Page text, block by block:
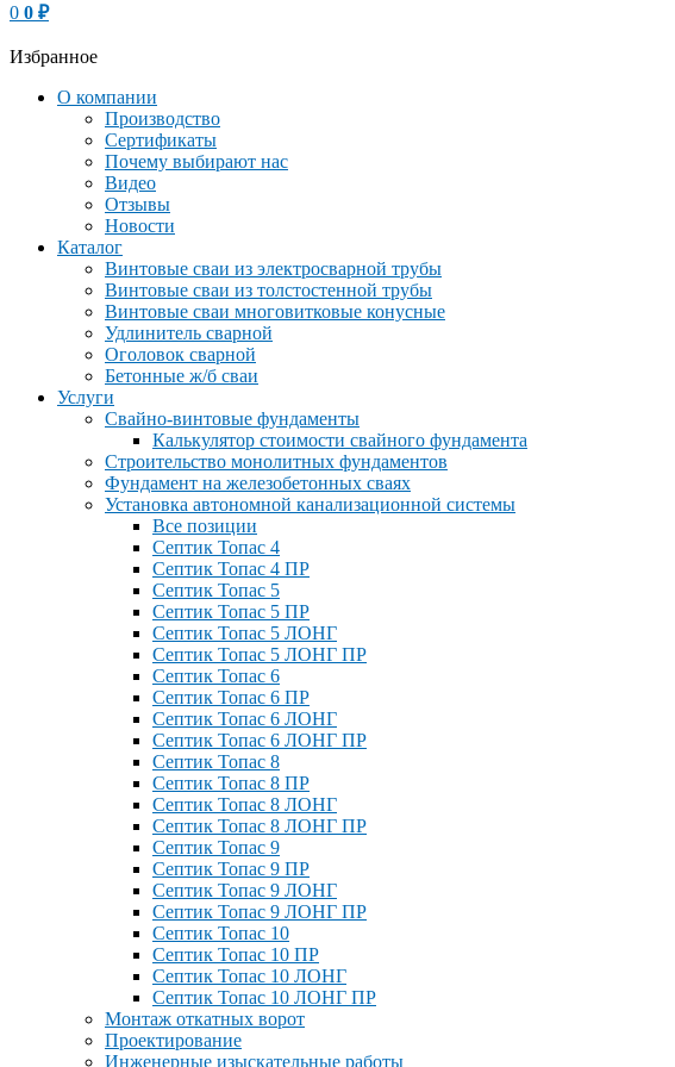
0 0 ₽
Избранное
О компании
Производство
Сертификаты
Почему выбирают нас
Видео
Отзывы
Новости
Каталог
Винтовые сваи из электросварной трубы
Винтовые сваи из толстостенной трубы
Винтовые сваи многовитковые конусные
Удлинитель сварной
Оголовок сварной
Бетонные ж/б сваи
Услуги
Свайно-винтовые фундаменты
Калькулятор стоимости свайного фундамента
Строительство монолитных фундаментов
Фундамент на железобетонных сваях
Установка автономной канализационной системы
Все позиции
Септик Топас 4
Септик Топас 4 ПР
Септик Топас 5
Септик Топас 5 ПР
Септик Топас 5 ЛОНГ
Септик Топас 5 ЛОНГ ПР
Септик Топас 6
Септик Топас 6 ПР
Септик Топас 6 ЛОНГ
Септик Топас 6 ЛОНГ ПР
Септик Топас 8
Септик Топас 8 ПР
Септик Топас 8 ЛОНГ
Септик Топас 8 ЛОНГ ПР
Септик Топас 9
Септик Топас 9 ПР
Септик Топас 9 ЛОНГ
Септик Топас 9 ЛОНГ ПР
Септик Топас 10
Септик Топас 10 ПР
Септик Топас 10 ЛОНГ
Септик Топас 10 ЛОНГ ПР
Монтаж откатных ворот
Проектирование
Инженерные изыскательные работы